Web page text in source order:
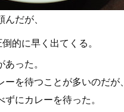
だが、
的に早く出てくる。
った。
を待つことが多いのだが、
にカレーを待った。